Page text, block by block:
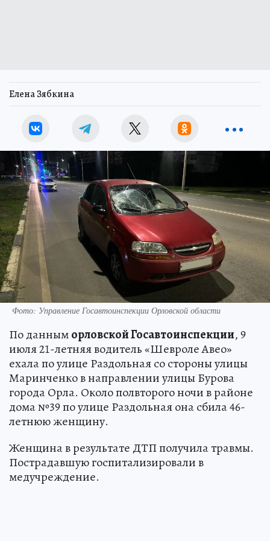
Елена Зябкина
Фото: Управление Госавтоинспекции Орловской области
По данныморловской Госавтоинспекции, 9
июля 21-летняя водитель «Шевроле Авео»
ехала по улице Раздольная со стороны улицы
Маринченко в направлении улицы Бурова
города Орла. Около полвторого ночи в районе
дома №39 по улице Раздольная она сбила 46-
летнюю женщину.
Женщина в результате ДТП получила травмы.
Пострадавшую госпитализировали в
медучреждение.